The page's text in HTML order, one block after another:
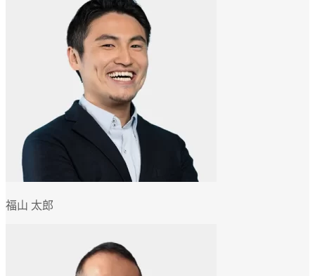
福山 太郎